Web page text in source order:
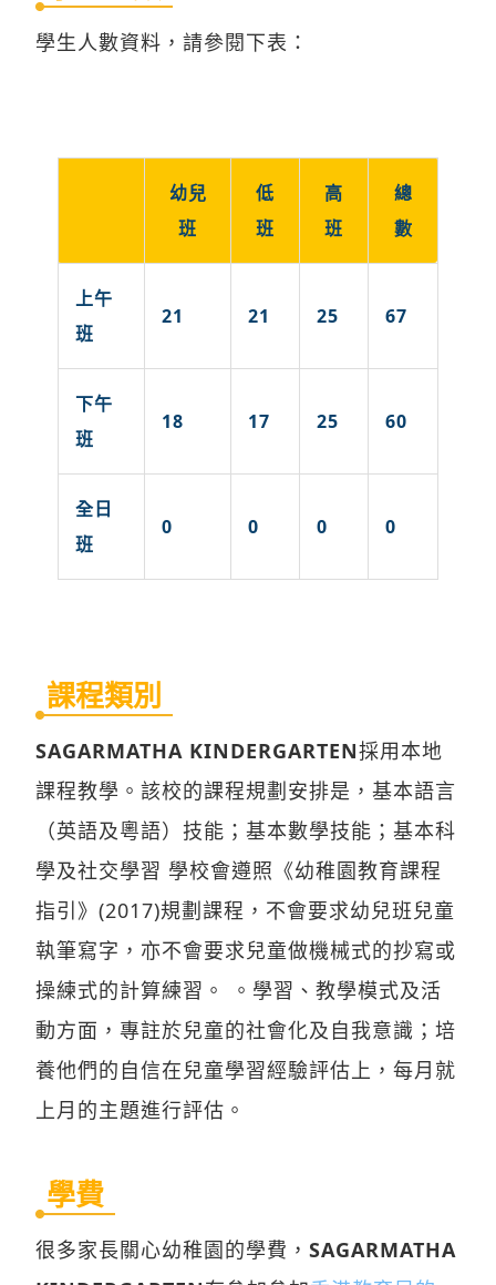
學生人數資料，請參閱下表：
幼兒
班
低
班
高
班
總
數
上午
班
21 21 25 67
下午
班
18 17 25 60
全日
班
0 0 0 0
課程類別
SAGARMATHA KINDERGARTEN採用本地
課程教學。該校的課程規劃安排是，基本語言
（英語及粵語）技能；基本數學技能；基本科
學及社交學習 學校會遵照《幼稚園教育課程
指引》(2017)規劃課程，不會要求幼兒班兒童
執筆寫字，亦不會要求兒童做機械式的抄寫或
操練式的計算練習。 。學習、教學模式及活
動方面，專註於兒童的社會化及自我意識；培
養他們的自信在兒童學習經驗評估上，每月就
上月的主題進行評估。
學費
很多家長關心幼稚園的學費， SAGARMATHA